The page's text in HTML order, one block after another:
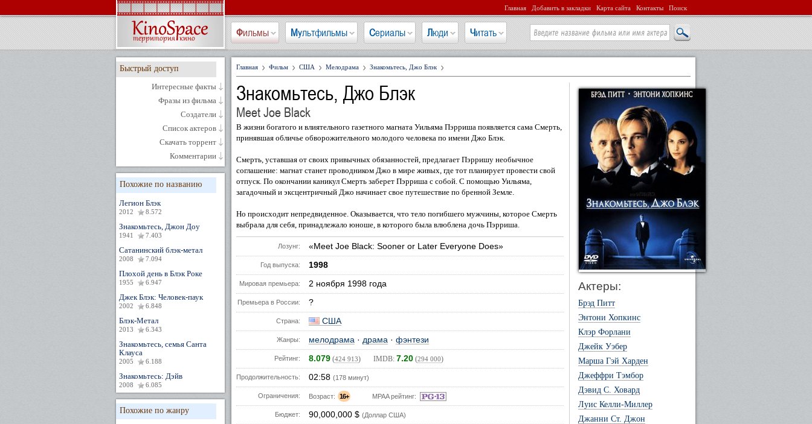
Главная Добавить в закладки Карта сайта Контакты Поиск
Фильмы Мультфильмы Сериалы Люди Читать
Быстрый доступ
Интересные факты
Фразы из фильма
Создатели
Список актеров
Скачать торрент
Комментарии
Похожие по названию
Легион Блэк
2012 8.572
Знакомьтесь, Джон Доу
1941 7.403
Сатанинский блэк-метал
2008 7.094
Плохой день в Блэк Роке
1955 6.947
Джек Блэк: Человек-паук
2002 6.848
Блэк-Метал
2013 6.343
Знакомьтесь, семья Санта
Клауса
2005 6.188
Знакомьтесь: Дэйв
2008 6.085
Похожие по жанру
Главная Фильм США Мелодрама Знакомьтесь, Джо Блэк
Знакомьтесь, Джо Блэк
Meet Joe Black
В жизни богатого и влиятельного газетного магната Уильяма Пэрриша появляется сама Смерть,
принявшая обличье обворожительного молодого человека по имени Джо Блэк.
Смерть, уставшая от своих привычных обязанностей, предлагает Пэрришу необычное
соглашение: магнат станет проводником Джо в мире живых, где тот планирует провести свой
отпуск. По окончании каникул Смерть заберет Пэрриша с собой. С помощью Уильяма,
загадочный и эксцентричный Джо начинает свое путешествие по бренной Земле.
Но происходит непредвиденное. Оказывается, что тело погибшего мужчины, которое Смерть
выбрала для себя, принадлежало юноше, в которого была влюблена дочь Пэрриша.
Лозунг: «Meet Joe Black: Sooner or Later Everyone Does»
Год выпуска: 1998
Мировая премьера: 2 ноября 1998 года
Премьера в России: ?
Страна: США
Жанры: мелодрама · драма · фэнтези
Рейтинг: 8.079 (424 913) IMDB: 7.20 (294 000)
Продолжительность: 02:58 (178 минут)
Ограничения: Возраст: 16+ MPAA рейтинг:
Бюджет: 90,000,000 $ (Доллар США)
Актеры:
Брэд Питт
Энтони Хопкинс
Клэр Форлани
Джейк Уэбер
Марша Гэй Харден
Джеффри Тэмбор
Дэвид С. Ховард
Луис Келли-Миллер
Джанни Ст. Джон